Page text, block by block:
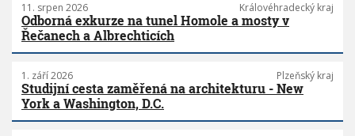
11. srpen 2026 Královéhradecký kraj
Odborná exkurze na tunel Homole a mosty v
Řečanech a Albrechticích
1. září 2026 Plzeňský kraj
Studijní cesta zaměřená na architekturu - New
York a Washington, D.C.